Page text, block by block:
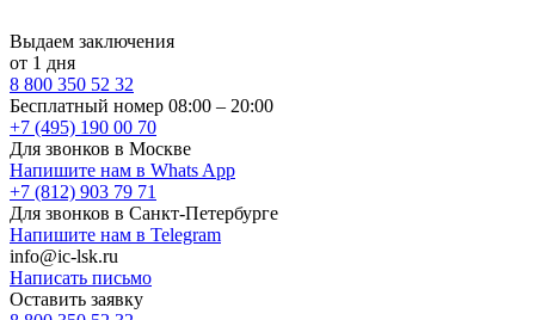
Выдаем заключения
от 1 дня
8 800 350 52 32
Бесплатный номер 08:00 – 20:00
+7 (495) 190 00 70
Для звонков в Москве
Напишите нам в Whats App
+7 (812) 903 79 71
Для звонков в Санкт-Петербурге
Напишите нам в Telegram
info@ic-lsk.ru
Написать письмо
Оставить заявку